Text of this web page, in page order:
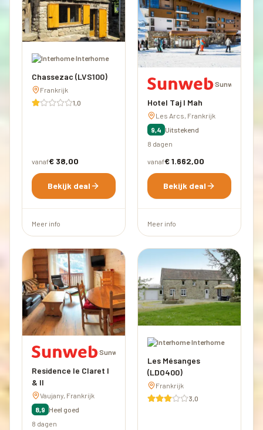
·Interhome
Chassezac (LVS100)
Frankrijk
1,0
vanaf€ 38,00
Bekijk deal
Meer info
·Sunweb
Hotel Taj I Mah
Les Arcs, Frankrijk
9,4 Uitstekend
8 dagen
vanaf€ 1.662,00
Bekijk deal
Meer info
·Sunweb
Residence le Claret I
& II
Vaujany, Frankrijk
8,9 Heel goed
8 dagen
·Interhome
Les Mésanges
(LDO400)
Frankrijk
3,0